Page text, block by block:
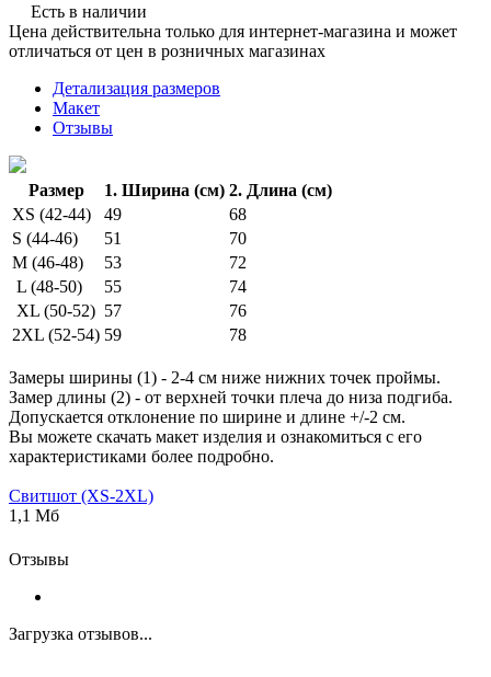
Есть в наличии
Цена действительна только для интернет-магазина и может
отличаться от цен в розничных магазинах
Детализация размеров
Макет
Отзывы
Размер 1. Ширина (см) 2. Длина (см)
XS (42-44)
49
68
S (44-46)
51
70
M (46-48)
53
72
L (48-50)
55
74
XL (50-52) 57
76
2XL (52-54) 59 78
Замеры ширины (1) - 2-4 см ниже нижних точек проймы.
Замер длины (2) - от верхней точки плеча до низа подгиба.
Допускается отклонение по ширине и длине +/-2 см.
Вы можете скачать макет изделия и ознакомиться с его
характеристиками более подробно.
Свитшот (XS-2XL)
1,1 Мб
Отзывы
Загрузка отзывов...